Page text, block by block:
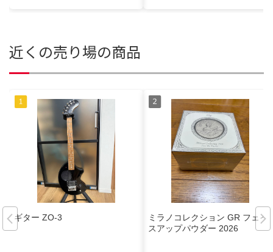
近くの売り場の商品
ギター ZO-3
ミラノコレクション GR フェイ
スアップパウダー 2026